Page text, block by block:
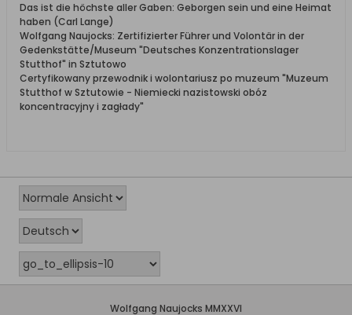
Das ist die höchste aller Gaben: Geborgen sein und eine Heimat
haben (Carl Lange)
Wolfgang Naujocks: Zertifizierter Führer und Volontär in der
Gedenkstätte/Museum "Deutsches Konzentrationslager
Stutthof" in Sztutowo
Certyfikowany przewodnik i wolontariusz po muzeum "Muzeum
Stutthof w Sztutowie - Niemiecki nazistowski obóz
koncentracyjny i zagłady"
Wolfgang Naujocks MMXXVI